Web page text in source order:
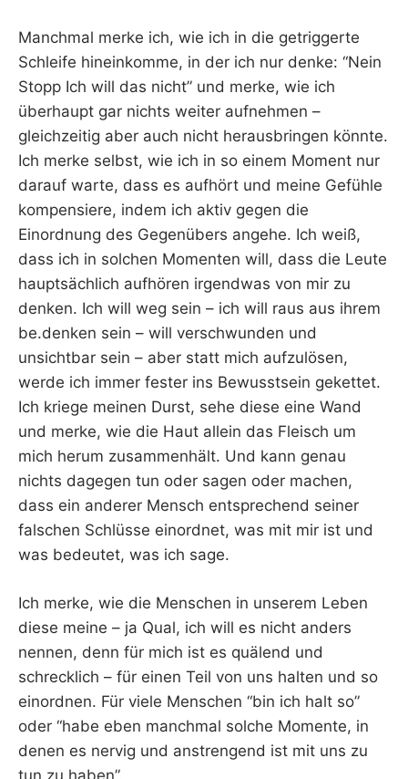
Manchmal merke ich, wie ich in die getriggerte
Schleife hineinkomme, in der ich nur denke: “Nein
Stopp Ich will das nicht” und merke, wie ich
überhaupt gar nichts weiter aufnehmen –
gleichzeitig aber auch nicht herausbringen könnte.
Ich merke selbst, wie ich in so einem Moment nur
darauf warte, dass es aufhört und meine Gefühle
kompensiere, indem ich aktiv gegen die
Einordnung des Gegenübers angehe. Ich weiß,
dass ich in solchen Momenten will, dass die Leute
hauptsächlich aufhören irgendwas von mir zu
denken. Ich will weg sein – ich will raus aus ihrem
be.denken sein – will verschwunden und
unsichtbar sein – aber statt mich aufzulösen,
werde ich immer fester ins Bewusstsein gekettet.
Ich kriege meinen Durst, sehe diese eine Wand
und merke, wie die Haut allein das Fleisch um
mich herum zusammenhält. Und kann genau
nichts dagegen tun oder sagen oder machen,
dass ein anderer Mensch entsprechend seiner
falschen Schlüsse einordnet, was mit mir ist und
was bedeutet, was ich sage.
Ich merke, wie die Menschen in unserem Leben
diese meine – ja Qual, ich will es nicht anders
nennen, denn für mich ist es quälend und
schrecklich – für einen Teil von uns halten und so
einordnen. Für viele Menschen “bin ich halt so”
oder “habe eben manchmal solche Momente, in
denen es nervig und anstrengend ist mit uns zu
tun zu haben”.